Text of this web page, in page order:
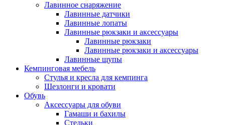
Лавинное снаряжение
Лавинные датчики
Лавинные лопаты
Лавинные рюкзаки и аксессуары
Лавинные рюкзаки
Лавинные рюкзаки и аксессуары
Лавинные щупы
Кемпинговая мебель
Стулья и кресла для кемпинга
Шезлонги и кровати
Обувь
Аксессуары для обуви
Гамаши и бахилы
Стельки